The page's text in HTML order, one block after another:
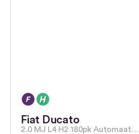
Fiat Ducato
2.0 MJ L4 H2 180pk Automaat…